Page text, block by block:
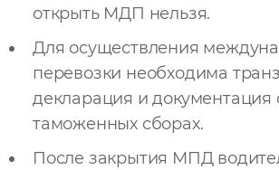
открыть МДП нельзя.
Для осуществления
перевозки необходима
декларация и документация
таможенных сборах.
После закрытия МПД